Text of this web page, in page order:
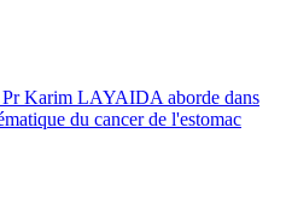
Karim LAYAIDA aborde dans
du cancer de l'estomac